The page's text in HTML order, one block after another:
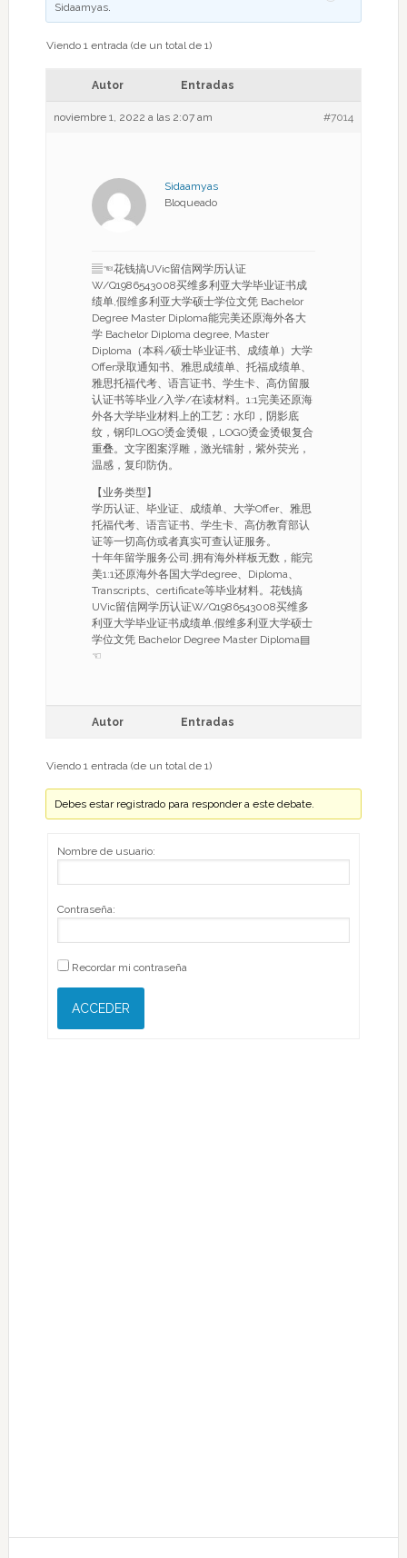
Sidaamyas.
Viendo 1 entrada (de un total de 1)
Autor Entradas
noviembre 1, 2022 a las 2:07 am #7014
Sidaamyas
Bloqueado
▤☜花钱搞UVic留信网学历认证
W/Q1986543008买维多利亚大学毕业证书成
绩单,假维多利亚大学硕士学位文凭 Bachelor
Degree Master Diploma能完美还原海外各大
学 Bachelor Diploma degree, Master
Diploma（本科/硕士毕业证书、成绩单）大学
Offer录取通知书、雅思成绩单、托福成绩单、
雅思托福代考、语言证书、学生卡、高仿留服
认证书等毕业/入学/在读材料。1:1完美还原海
外各大学毕业材料上的工艺：水印，阴影底
纹，钢印LOGO烫金烫银，LOGO烫金烫银复合
重叠。文字图案浮雕，激光镭射，紫外荧光，
温感，复印防伪。
【业务类型】
学历认证、毕业证、成绩单、大学Offer、雅思
托福代考、语言证书、学生卡、高仿教育部认
证等一切高仿或者真实可查认证服务。
十年年留学服务公司,拥有海外样板无数，能完
美1:1还原海外各国大学degree、Diploma、
Transcripts、certificate等毕业材料。花钱搞
UVic留信网学历认证W/Q1986543008买维多
利亚大学毕业证书成绩单,假维多利亚大学硕士
学位文凭 Bachelor Degree Master Diploma▤
☜
Autor Entradas
Viendo 1 entrada (de un total de 1)
Debes estar registrado para responder a este debate.
Nombre de usuario:
Contraseña:
Recordar mi contraseña
ACCEDER